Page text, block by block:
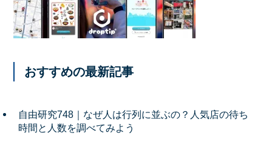
おすすめの最新記事
自由研究748｜なぜ人は行列に並ぶの？人気店の待ち
時間と人数を調べてみよう